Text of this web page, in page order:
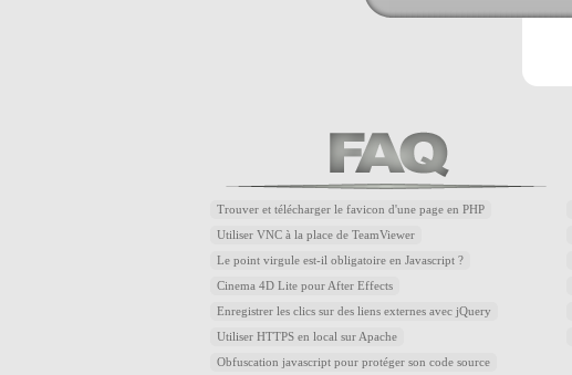
Trouver et télécharger le favicon d'une page en PHP
Utiliser VNC à la place de TeamViewer
Le point virgule est-il obligatoire en Javascript ?
Cinema 4D Lite pour After Effects
Enregistrer les clics sur des liens externes avec jQuery
Utiliser HTTPS en local sur Apache
Obfuscation javascript pour protéger son code source